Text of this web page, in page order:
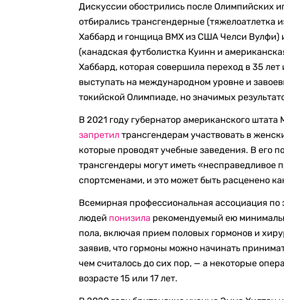
Дискуссии обострились после Олимпийских
отбирались трансгендерные (тяжелоатлетка
Хаббард и гонщица BMX из США Челси
(канадская футболистка Куинн и
Хаббард, которая совершила переход в 35 лет
выступать на международном уровне и
токийской Олимпиаде, но значимых
В 2021 году губернатор американского
запретил трансгендерам участвовать в
которые проводят учебные заведения. В его
трансгендеры могут иметь «несправедливое
спортсменами, и это может быть расценено
Всемирная профессиональная ассоциация
людей понизила рекомендуемый ею
пола, включая прием половых гормонов и
заявив, что гормоны можно начинать
чем считалось до сих пор, — а некоторые
возрасте 15 или 17 лет.